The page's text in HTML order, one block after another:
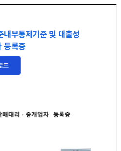
내부통제기준 및 대출성
등록증
드